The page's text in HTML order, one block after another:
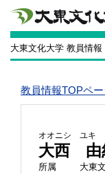
大東文化大学 教員情報
教員情報TOPペー
オオニシ ユキ
大西 由
所属
大東